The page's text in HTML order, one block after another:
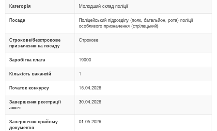
Категорія Молодший склад поліції
Посада
Поліцейський підрозділу (полк, батальйон, рота) поліції
особливого призначення (стрілецький)
Строкове/безстрокове
призначення на посаду
Строкове
Заробітна плата 19000
Кількість вакансій 1
Початок конкурсу 15.04.2026
Завершення реєстрації
анкет
30.04.2026
Завершення прийому
документів
01.05.2026